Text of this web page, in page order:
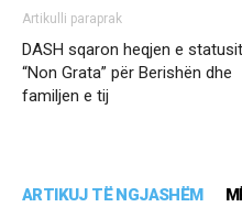
Artikulli paraprak
DASH sqaron heqjen e statusit
“Non Grata” për Berishën dhe
familjen e tij
ARTIKUJ TË NGJASHËM